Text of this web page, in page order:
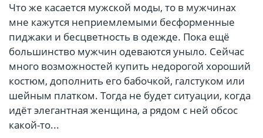
Что же касается мужской моды, то в мужчинах
мне кажутся неприемлемыми бесформенные
пиджаки и бесцветность в одежде. Пока ещё
большинство мужчин одеваются уныло. Сейчас
много возможностей купить недорогой хороший
костюм, дополнить его бабочкой, галстуком или
шейным платком. Тогда не будет ситуации, когда
идёт элегантная женщина, а рядом с ней обсос
какой-то...